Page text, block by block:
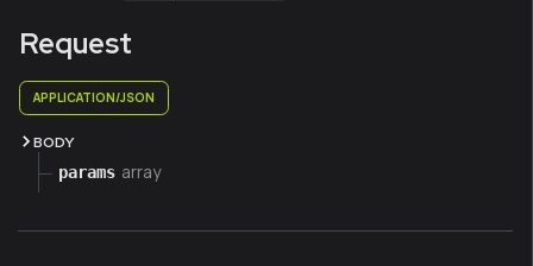
Request
APPLICATION/JSON
BODY
params array